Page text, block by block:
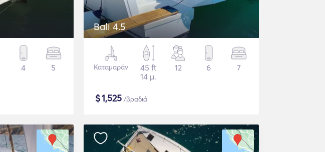
4 5
Bali 4.5
Καταμαράν
45 ft
14 μ.
12 6 7
$1,525 /βραδιά